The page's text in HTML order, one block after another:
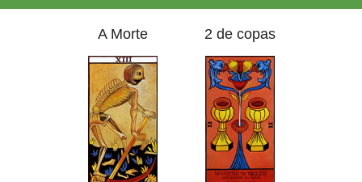
A Morte 2 de copas